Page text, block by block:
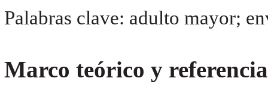
Palabras clave: adulto mayor;
Marco teórico y